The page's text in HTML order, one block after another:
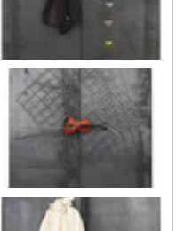
《無題 (052)》
鐵片、鐵秤、碗、藝術家 的
外套及鋼線
200 x 180 x 20 cm
《無題 (049)》
鐵片、鐵絲網、小提琴 及 鋼